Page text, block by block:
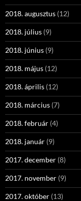
2018. augusztus (12)
2018. július (9)
2018. június (9)
2018. május (12)
2018. április (12)
2018. március (7)
2018. február (4)
2018. január (9)
2017. december (8)
2017. november (9)
2017. október (13)